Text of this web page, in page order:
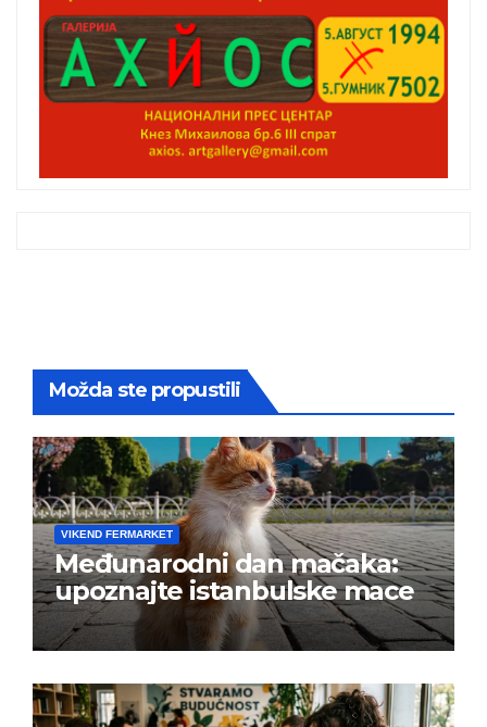
Možda ste propustili
VIKEND FERMARKET
Međunarodni dan mačaka:
upoznajte istanbulske mace